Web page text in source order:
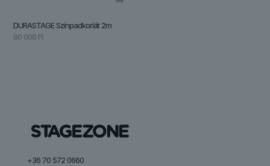
DURASTAGE Színpadkorlát 2m
80 000 Ft
+36 70 572 0660